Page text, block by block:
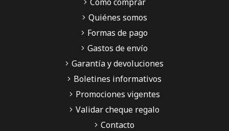
Quiénes somos
Formas de pago
Gastos de envío
Garantía y devoluciones
Boletines informativos
Promociones vigentes
Validar cheque regalo
Contacto